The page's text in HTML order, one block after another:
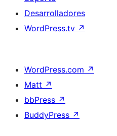
Desarrolladores
WordPress.tv ↗
WordPress.com ↗
Matt ↗
bbPress ↗
BuddyPress ↗